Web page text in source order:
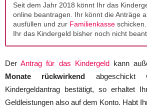
Seit dem Jahr 2018 könnt Ihr das
online beantragen. Ihr könnt die Anträge
ausfüllen und zur Familienkasse
Ihr das Kindergeld bisher noch nicht
DerAntrag für das Kindergeldkann
Monate rückwirkend abgeschickt
Kindergeldantrag bestätigt, so erhaltet
Geldleistungen also auf dem Konto. Habt